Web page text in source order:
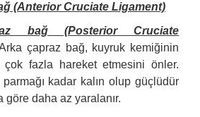
(Anterior Cruciate Ligament)
bağ (Posterior Cruciate
çapraz bağ, kuyruk kemiğinin
çok fazla hareket etmesini önler.
kadar kalın olup güçlüdür
göre daha az yaralanır.